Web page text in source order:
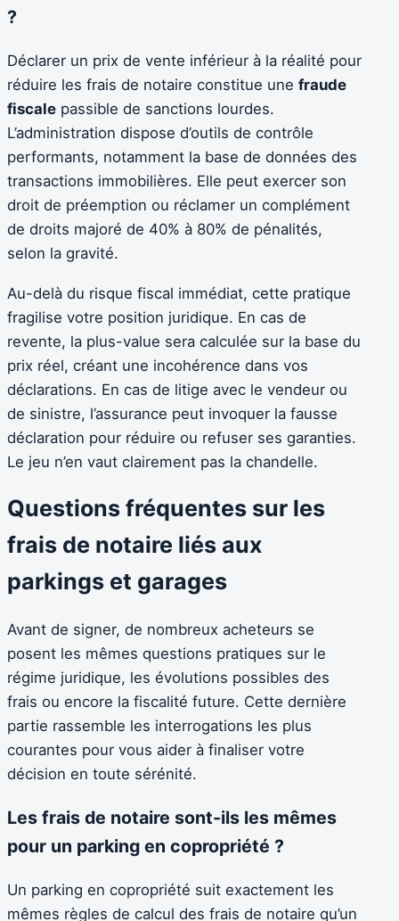
?
Déclarer un prix de vente inférieur à la réalité pour
réduire les frais de notaire constitue une fraude
fiscale passible de sanctions lourdes.
L’administration dispose d’outils de contrôle
performants, notamment la base de données des
transactions immobilières. Elle peut exercer son
droit de préemption ou réclamer un complément
de droits majoré de 40% à 80% de pénalités,
selon la gravité.
Au-delà du risque fiscal immédiat, cette pratique
fragilise votre position juridique. En cas de
revente, la plus-value sera calculée sur la base du
prix réel, créant une incohérence dans vos
déclarations. En cas de litige avec le vendeur ou
de sinistre, l’assurance peut invoquer la fausse
déclaration pour réduire ou refuser ses garanties.
Le jeu n’en vaut clairement pas la chandelle.
Questions fréquentes sur les
frais de notaire liés aux
parkings et garages
Avant de signer, de nombreux acheteurs se
posent les mêmes questions pratiques sur le
régime juridique, les évolutions possibles des
frais ou encore la fiscalité future. Cette dernière
partie rassemble les interrogations les plus
courantes pour vous aider à finaliser votre
décision en toute sérénité.
Les frais de notaire sont-ils les mêmes
pour un parking en copropriété ?
Un parking en copropriété suit exactement les
mêmes règles de calcul des frais de notaire qu’un